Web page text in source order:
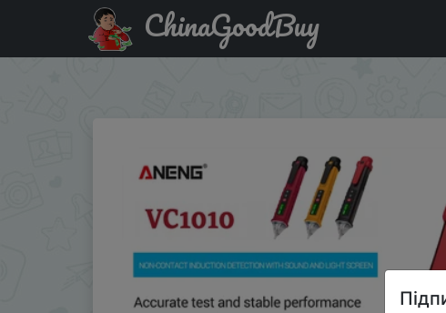
Придбати по знижці ANENG VC1010 вольтметр цифровой
постоянного тока у�…ChinaGoodBuy